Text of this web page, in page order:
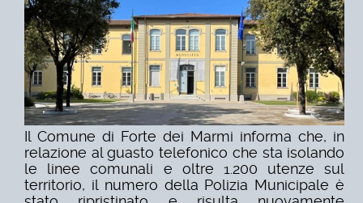
Il Comune di Forte dei Marmi informa che, in
relazione al guasto telefonico che sta isolando
le linee comunali e oltre 1.200 utenze sul
territorio, il numero della Polizia Municipale è